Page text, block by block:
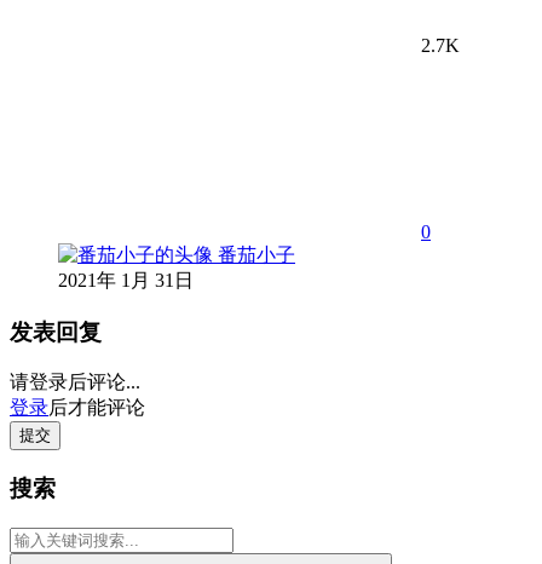
2.7K
0
番茄小子
2021年 1月 31日
发表回复
请登录后评论...
登录后才能评论
提交
搜索